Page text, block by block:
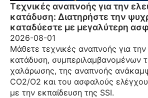
Τεχνικές αναπνοής για την
κατάδυση: Διατηρήστε την
καταδύεστε με μεγαλύτερη
2026-08-01
Μάθετε τεχνικές αναπνοής για
κατάδυση, συμπεριλαμβανομένων
χαλάρωσης, της αναπνοής
CO2/O2 και του ασφαλούς
με την εκπαίδευση της SSI.